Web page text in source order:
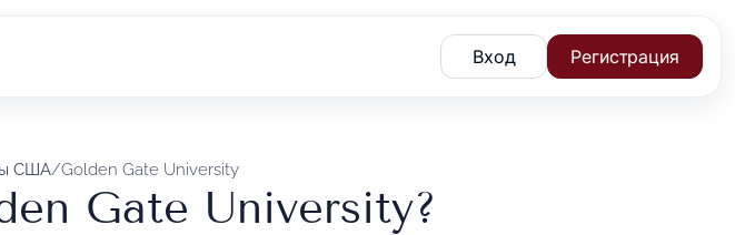
Вход Регистрация
США/Golden Gate University
Gate University?